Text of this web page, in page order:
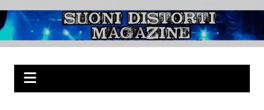
al
contenuto
Suoni Distorti
Magazine
Musica Rock, Metal, Punk e varie sonorità alternative